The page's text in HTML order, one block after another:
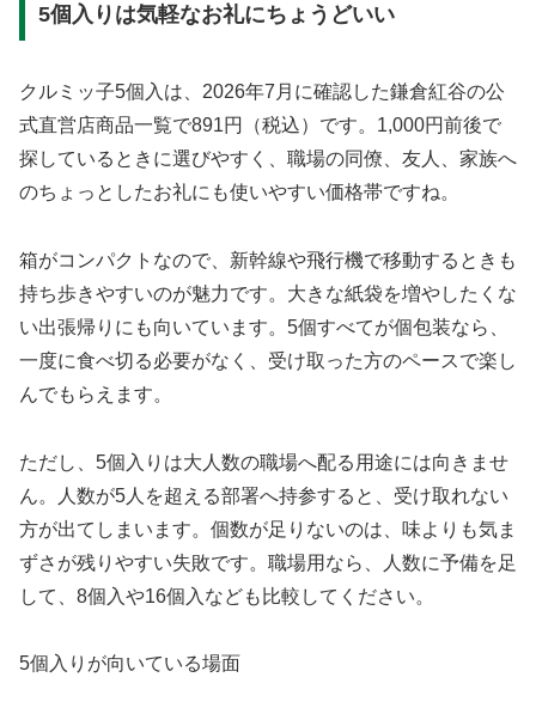
5個入りは気軽なお礼にちょうどいい
クルミッ子5個入は、2026年7月に確認した鎌倉紅谷の公
式直営店商品一覧で891円（税込）です。1,000円前後で
探しているときに選びやすく、職場の同僚、友人、家族へ
のちょっとしたお礼にも使いやすい価格帯ですね。
箱がコンパクトなので、新幹線や飛行機で移動するときも
持ち歩きやすいのが魅力です。大きな紙袋を増やしたくな
い出張帰りにも向いています。5個すべてが個包装なら、
一度に食べ切る必要がなく、受け取った方のペースで楽し
んでもらえます。
ただし、5個入りは大人数の職場へ配る用途には向きませ
ん。人数が5人を超える部署へ持参すると、受け取れない
方が出てしまいます。個数が足りないのは、味よりも気ま
ずさが残りやすい失敗です。職場用なら、人数に予備を足
して、8個入や16個入なども比較してください。
5個入りが向いている場面